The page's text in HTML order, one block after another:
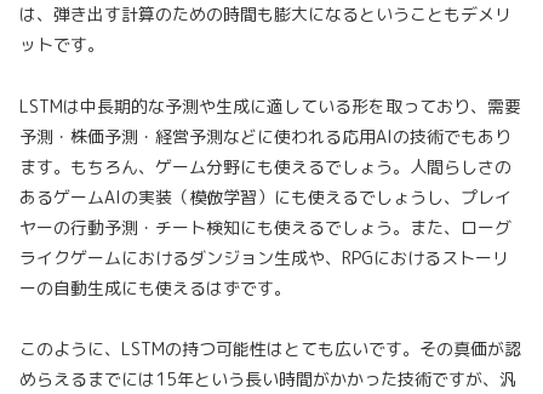
は、弾き出す計算のための時間も膨大になるということもデメリ
ットです。
LSTMは中長期的な予測や生成に適している形を取っており、需要
予測・株価予測・経営予測などに使われる応用AIの技術でもあり
ます。もちろん、ゲーム分野にも使えるでしょう。人間らしさの
あるゲームAIの実装（模倣学習）にも使えるでしょうし、プレイ
ヤーの行動予測・チート検知にも使えるでしょう。また、ローグ
ライクゲームにおけるダンジョン生成や、RPGにおけるストーリ
ーの自動生成にも使えるはずです。
このように、LSTMの持つ可能性はとても広いです。その真価が認
めらえるまでには15年という長い時間がかかった技術ですが、汎